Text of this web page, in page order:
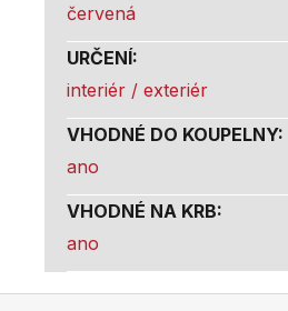
červená
URČENÍ:
interiér / exteriér
VHODNÉ DO KOUPELNY:
ano
VHODNÉ NA KRB:
ano